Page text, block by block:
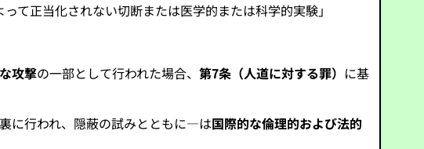
て正当化されない切断または医学的または科学的実験」
攻撃の一部として行われた場合、第7条（人道に対する罪） に基
に行われ、隠蔽の試みとともに—は国際的な倫理的および法的